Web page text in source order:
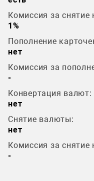
Комиссия за снятие
1%
Пополнение
нет
Комиссия за
-
Конвертация валют:
нет
Снятие валюты:
нет
Комиссия за
-